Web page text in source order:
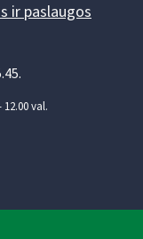
ir paslaugos
val.